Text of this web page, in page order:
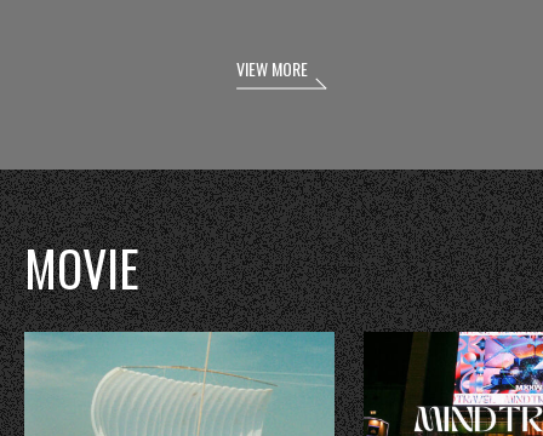
VIEW MORE
MOVIE